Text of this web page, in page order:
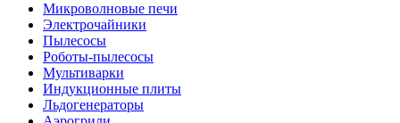
Микроволновые печи
Электрочайники
Пылесосы
Роботы-пылесосы
Мультиварки
Индукционные плиты
Льдогенераторы